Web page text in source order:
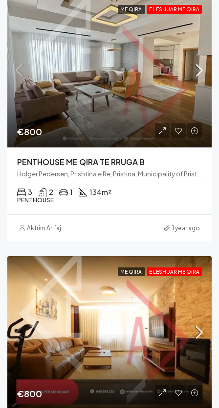
ME QIRA E LËSHUAR ME QIRA
€800
PENTHOUSE ME QIRA TE RRUGA B
3 2 1 134m²
PENTHOUSE
Aktrim Arifaj 1 year ago
ME QIRA E LËSHUAR ME QIRA
€800